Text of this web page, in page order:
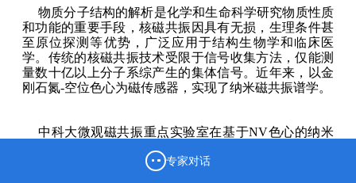
物质分子结构的解析是化学和生命科学研究物质性质
和功能的重要手段，核磁共振因具有无损，生理条件甚
至原位探测等优势，广泛应用于结构生物学和临床医
学。传统的核磁共振技术受限于信号收集方法，仅能测
量数十亿以上分子系综产生的集体信号。近年来，以金
刚石氮-空位色心为磁传感器，实现了纳米磁共振谱学。
中科大微观磁共振重点实验室在基于NV色心的纳米
，首次以一对耦合的碳-13核自旋为探测对象，实现纳
专家对话